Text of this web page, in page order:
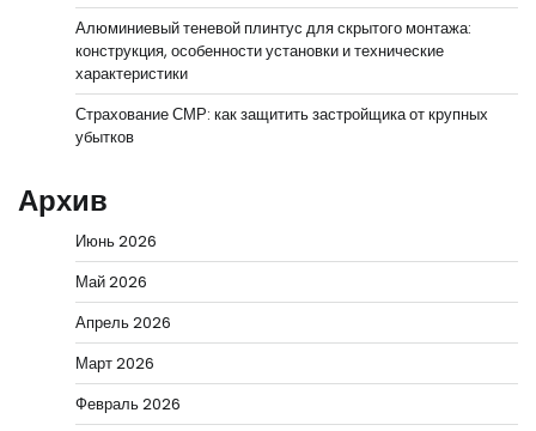
Алюминиевый теневой плинтус для скрытого монтажа:
конструкция, особенности установки и технические
характеристики
Страхование СМР: как защитить застройщика от крупных
убытков
Архив
Июнь 2026
Май 2026
Апрель 2026
Март 2026
Февраль 2026